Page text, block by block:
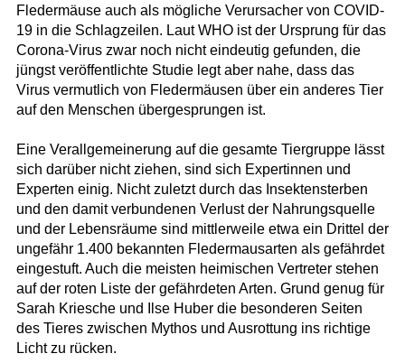
Fledermäuse auch als mögliche Verursacher von COVID-
19 in die Schlagzeilen. Laut WHO ist der Ursprung für das
Corona-Virus zwar noch nicht eindeutig gefunden, die
jüngst veröffentlichte Studie legt aber nahe, dass das
Virus vermutlich von Fledermäusen über ein anderes Tier
auf den Menschen übergesprungen ist.
Eine Verallgemeinerung auf die gesamte Tiergruppe lässt
sich darüber nicht ziehen, sind sich Expertinnen und
Experten einig. Nicht zuletzt durch das Insektensterben
und den damit verbundenen Verlust der Nahrungsquelle
und der Lebensräume sind mittlerweile etwa ein Drittel der
ungefähr 1.400 bekannten Fledermausarten als gefährdet
eingestuft. Auch die meisten heimischen Vertreter stehen
auf der roten Liste der gefährdeten Arten. Grund genug für
Sarah Kriesche und Ilse Huber die besonderen Seiten
des Tieres zwischen Mythos und Ausrottung ins richtige
Licht zu rücken.